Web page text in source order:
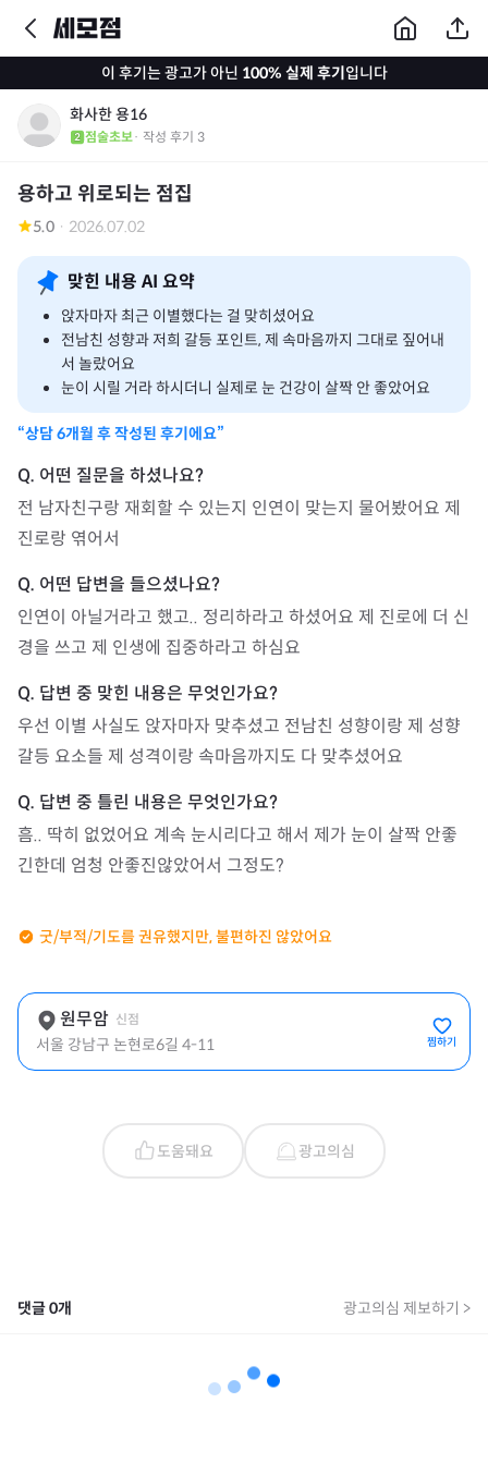
이 후기는 광고가 아닌 100% 실제 후기입니다
화사한 용16
점술초보· 작성 후기 3
용하고 위로되는 점집
5.0 · 2026.07.02
맞힌 내용 AI 요약
앉자마자 최근 이별했다는 걸 맞히셨어요
전남친 성향과 저희 갈등 포인트, 제 속마음까지 그대로 짚어내
서 놀랐어요
눈이 시릴 거라 하시더니 실제로 눈 건강이 살짝 안 좋았어요
“상담6개월 후 작성된 후기에요”
전 남자친구랑 재회할 수 있는지 인연이 맞는지 물어봤어요 제
진로랑 엮어서
인연이 아닐거라고 했고.. 정리하라고 하셨어요 제 진로에 더 신
경을 쓰고 제 인생에 집중하라고 하심요
우선 이별 사실도 앉자마자 맞추셨고 전남친 성향이랑 제 성향
갈등 요소들 제 성격이랑 속마음까지도 다 맞추셨어요
흠.. 딱히 없었어요 계속 눈시리다고 해서 제가 눈이 살짝 안좋
긴한데 엄청 안좋진않았어서 그정도?
굿/부적/기도를 권유했지만, 불편하진 않았어요
원무암 신점
서울 강남구 논현로6길 4-11 찜하기
도움돼요 광고의심
댓글0개 광고의심 제보하기 >